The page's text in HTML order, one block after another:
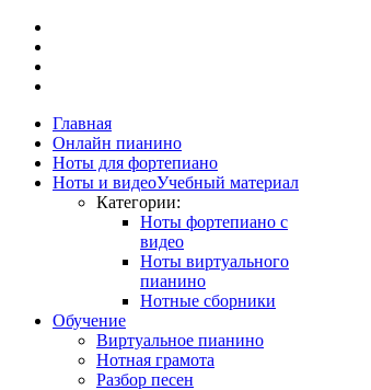
Главная
Онлайн пианино
Ноты для фортепиано
Ноты и видеоУчебный материал
Категории:
Ноты фортепиано с
видео
Ноты виртуального
пианино
Нотные сборники
Обучение
Виртуальное пианино
Нотная грамота
Разбор песен